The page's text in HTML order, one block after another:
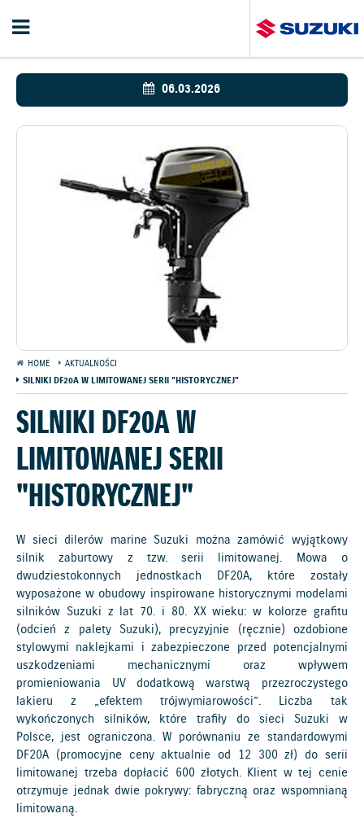
06.03.2026
HOME
AKTUALNOŚCI
SILNIKI DF20A W LIMITOWANEJ SERII "HISTORYCZNEJ"
SILNIKI DF20A W
LIMITOWANEJ SERII
"HISTORYCZNEJ"
W sieci dilerów marine Suzuki można zamówić wyjątkowy
silnik zaburtowy z tzw. serii limitowanej. Mowa o
dwudziestokonnych jednostkach DF20A, które zostały
wyposażone w obudowy inspirowane historycznymi modelami
silników Suzuki z lat 70. i 80. XX wieku: w kolorze grafitu
(odcień z palety Suzuki), precyzyjnie (ręcznie) ozdobione
stylowymi naklejkami i zabezpieczone przed potencjalnymi
uszkodzeniami mechanicznymi oraz wpływem
promieniowania UV dodatkową warstwą przezroczystego
lakieru z „efektem trójwymiarowości”. Liczba tak
wykończonych silników, które trafiły do sieci Suzuki w
Polsce, jest ograniczona. W porównaniu ze standardowymi
DF20A (promocyjne ceny aktualnie od 12 300 zł) do serii
limitowanej trzeba dopłacić 600 złotych. Klient w tej cenie
otrzymuje jednak dwie pokrywy: fabryczną oraz wspomnianą
limitowaną.